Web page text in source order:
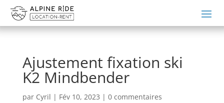
Ajustement fixation ski
K2 Mindbender
par Cyril | Fév 10, 2023 | 0 commentaires